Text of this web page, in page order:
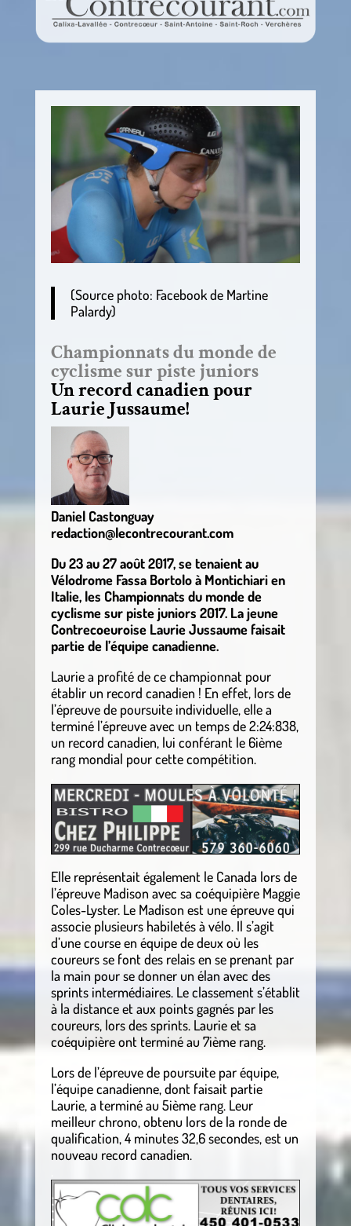
(Source photo: Facebook de Martine
Palardy)
Championnats du monde de
cyclisme sur piste juniors
Un record canadien pour
Laurie Jussaume!
Daniel Castonguay
redaction@lecontrecourant.com
Du 23 au 27 août 2017, se tenaient au
Vélodrome Fassa Bortolo à Montichiari en
Italie, les Championnats du monde de
cyclisme sur piste juniors 2017. La jeune
Contrecoeuroise Laurie Jussaume faisait
partie de l’équipe canadienne.
Laurie a profité de ce championnat pour
établir un record canadien ! En effet, lors de
l’épreuve de poursuite individuelle, elle a
terminé l’épreuve avec un temps de 2:24:838,
un record canadien, lui conférant le 6ième
rang mondial pour cette compétition.
Elle représentait également le Canada lors de
l’épreuve Madison avec sa coéquipière Maggie
Coles-Lyster. Le Madison est une épreuve qui
associe plusieurs habiletés à vélo. Il s’agit
d’une course en équipe de deux où les
coureurs se font des relais en se prenant par
la main pour se donner un élan avec des
sprints intermédiaires. Le classement s’établit
à la distance et aux points gagnés par les
coureurs, lors des sprints. Laurie et sa
coéquipière ont terminé au 7ième rang.
Lors de l’épreuve de poursuite par équipe,
l’équipe canadienne, dont faisait partie
Laurie, a terminé au 5ième rang. Leur
meilleur chrono, obtenu lors de la ronde de
qualification, 4 minutes 32,6 secondes, est un
nouveau record canadien.